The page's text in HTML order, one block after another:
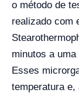
o método de
realizado com
minutos a uma
Esses
temperatura